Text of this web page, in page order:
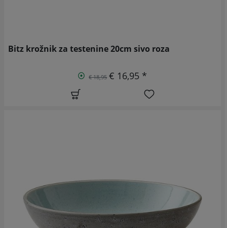
Bitz krožnik za testenine 20cm sivo roza
€ 18,95 € 16,95 *